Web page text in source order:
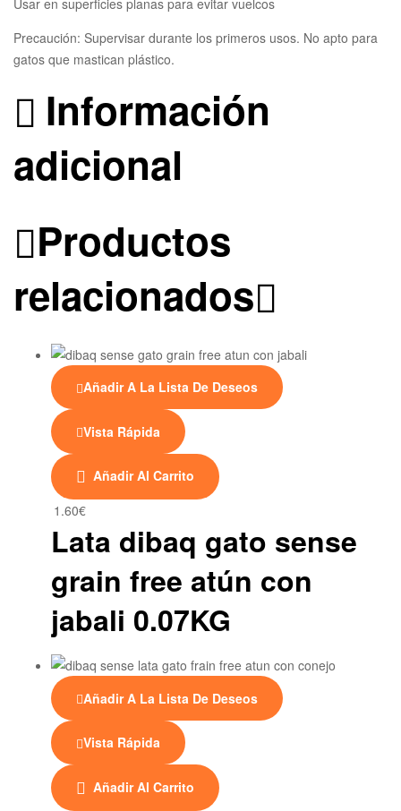
Usar en superficies planas para evitar vuelcos
Precaución: Supervisar durante los primeros usos. No apto para
gatos que mastican plástico.
Información
adicional
Productos
relacionados
Añadir A La Lista De Deseos
Vista Rápida
Añadir Al Carrito
1.60€
Lata dibaq gato sense
grain free atún con
jabali 0.07KG
Añadir A La Lista De Deseos
Vista Rápida
Añadir Al Carrito